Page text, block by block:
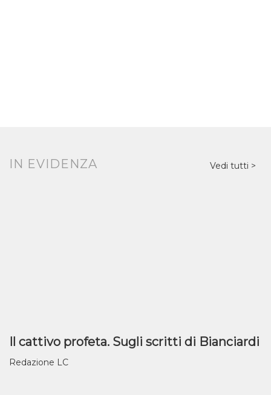
IN EVIDENZA Vedi tutti
Il cattivo profeta. Sugli scritti di Bianciardi
Redazione LC